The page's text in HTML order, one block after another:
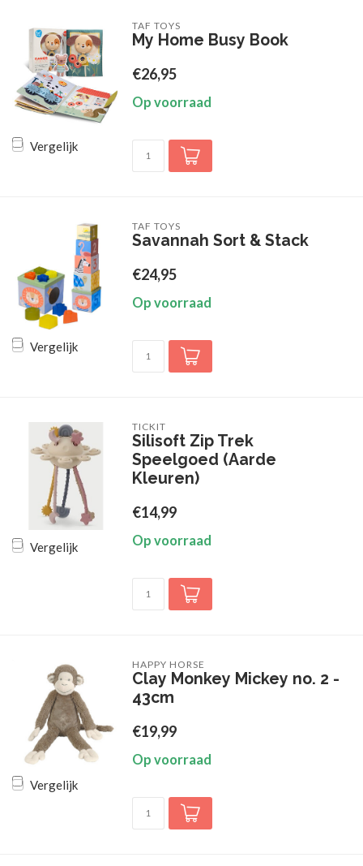
Vergelijk
TAF TOYS
My Home Busy Book
€26,95
Op voorraad
Vergelijk
TAF TOYS
Savannah Sort & Stack
€24,95
Op voorraad
Vergelijk
TICKIT
Silisoft Zip Trek
Speelgoed (Aarde
Kleuren)
€14,99
Op voorraad
Vergelijk
HAPPY HORSE
Clay Monkey Mickey no. 2 -
43cm
€19,99
Op voorraad